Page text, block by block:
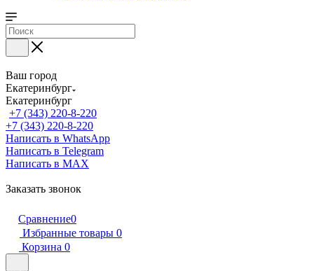
Ваш город
Екатеринбург
Екатеринбург
+7 (343) 220-8-220
+7 (343) 220-8-220
Написать в WhatsApp
Написать в Telegram
Написать в MAX
Заказать звонок
Сравнение0
Избранные товары 0
Корзина 0